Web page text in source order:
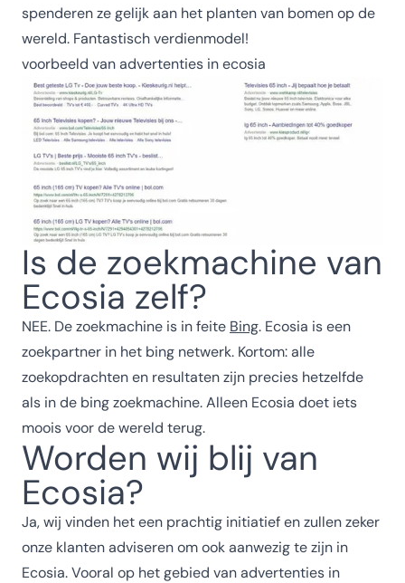
spenderen ze gelijk aan het planten van bomen op de
wereld. Fantastisch verdienmodel!
voorbeeld van advertenties in ecosia
Is de zoekmachine van
Ecosia zelf?
NEE. De zoekmachine is in feite Bing. Ecosia is een
zoekpartner in het bing netwerk. Kortom: alle
zoekopdrachten en resultaten zijn precies hetzelfde
als in de bing zoekmachine. Alleen Ecosia doet iets
moois voor de wereld terug.
Worden wij blij van
Ecosia?
Ja, wij vinden het een prachtig initiatief en zullen zeker
onze klanten adviseren om ook aanwezig te zijn in
Ecosia. Vooral op het gebied van advertenties in